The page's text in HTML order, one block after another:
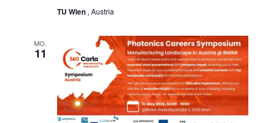
TU Wien , Austria
MO.
11